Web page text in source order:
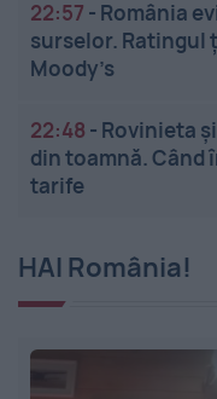
22:57 - România
surselor. Ratingul
Moody’s
22:48 - Rovinieta
din toamnă. Când
tarife
HAI România!